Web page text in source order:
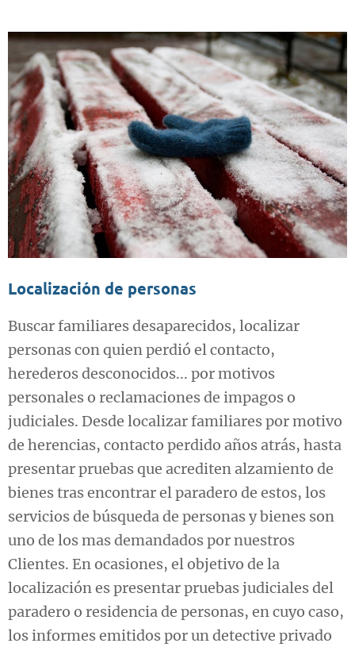
Localización de personas
Buscar familiares desaparecidos, localizar
personas con quien perdió el contacto,
herederos desconocidos... por motivos
personales o reclamaciones de impagos o
judiciales. Desde localizar familiares por motivo
de herencias, contacto perdido años atrás, hasta
presentar pruebas que acrediten alzamiento de
bienes tras encontrar el paradero de estos, los
servicios de búsqueda de personas y bienes son
uno de los mas demandados por nuestros
Clientes. En ocasiones, el objetivo de la
localización es presentar pruebas judiciales del
paradero o residencia de personas, en cuyo caso,
los informes emitidos por un detective privado